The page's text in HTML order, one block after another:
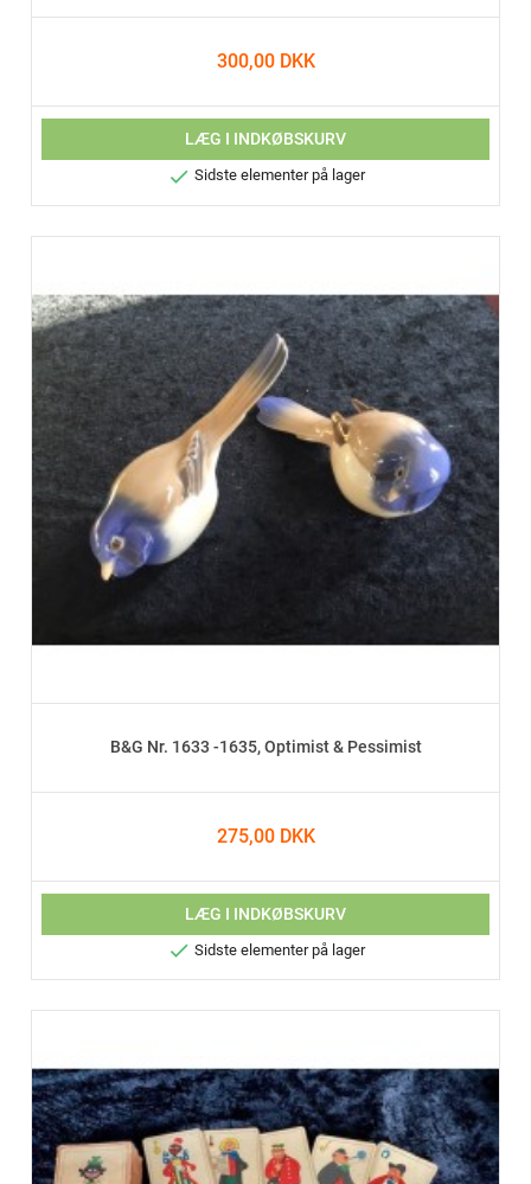
300,00 DKK
LÆG I INDKØBSKURV
 Sidste elementer på lager
B&G Nr. 1633 -1635, Optimist & Pessimist
275,00 DKK
LÆG I INDKØBSKURV
 Sidste elementer på lager